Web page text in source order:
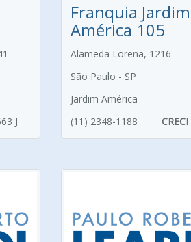
J
Franquia Jardim
América 105
Alameda Lorena, 1216
São Paulo - SP
Jardim América
(11) 2348-1188
CRECI